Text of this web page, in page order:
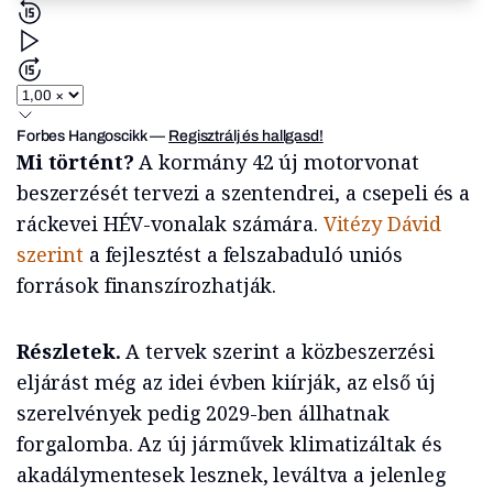
Forbes Hangoscikk— Regisztrálj és hallgasd!
Mi történt? A kormány 42 új motorvonat
beszerzését tervezi a szentendrei, a csepeli és a
ráckevei HÉV-vonalak számára. Vitézy Dávid
szerint a fejlesztést a felszabaduló uniós
források finanszírozhatják.
Részletek. A tervek szerint a közbeszerzési
eljárást még az idei évben kiírják, az első új
szerelvények pedig 2029-ben állhatnak
forgalomba. Az új járművek klimatizáltak és
akadálymentesek lesznek, leváltva a jelenleg